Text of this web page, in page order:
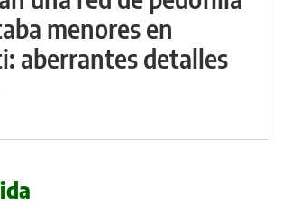
menores en
aberrantes detalles